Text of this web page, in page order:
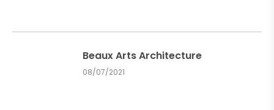
Beaux Arts Architecture
08/07/2021